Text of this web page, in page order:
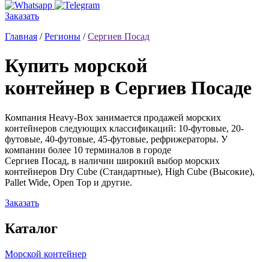
Заказать
Главная /Регионы /Сергиев Посад
Купить морской
контейнер в Сергиев Посаде
Компания Heavy-Box занимается продажей морских
контейнеров следующих классификаций: 10-футовые, 20-
футовые, 40-футовые, 45-футовые, рефрижераторы. У
компании более 10 терминалов в городе
Сергиев Посад, в наличии широкий выбор морских
контейнеров Dry Cube (Стандартные), High Cube (Высокие),
Pallet Wide, Open Top и другие.
Заказать
Каталог
Морской контейнер